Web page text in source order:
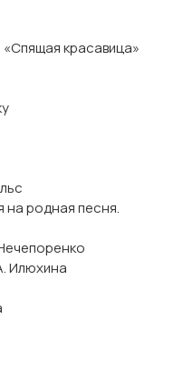
«Спящая красавица»
на родная песня.
Илюхина